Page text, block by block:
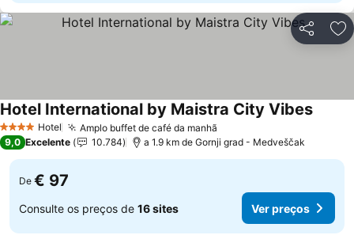
Partilhar
4 EstrelasHotel Amplo buffet de café da manhã
Hotel International by Maistra City Vibes
9,0 Excelente 10.784 a 1.9 km de Gornji grad - Medveščak
De € 97
Consulte os preços de 16 sites Ver preços